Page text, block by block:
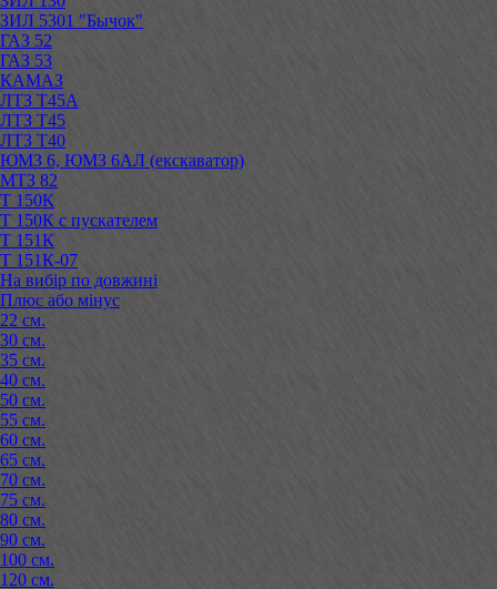
ЗИЛ 5301 "Бычок"
ГАЗ 52
ГАЗ 53
КАМАЗ
ЛТЗ Т45А
ЛТЗ Т45
ЛТЗ Т40
ЮМЗ 6, ЮМЗ 6АЛ (екскаватор)
МТЗ 82
Т 150К
Т 150К с пускателем
Т 151К
Т 151К-07
На вибір по довжині
Плюс або мінус
22 см.
30 см.
35 см.
40 см.
50 см.
55 см.
60 см.
65 см.
70 см.
75 см.
80 см.
90 см.
100 см.
120 см.